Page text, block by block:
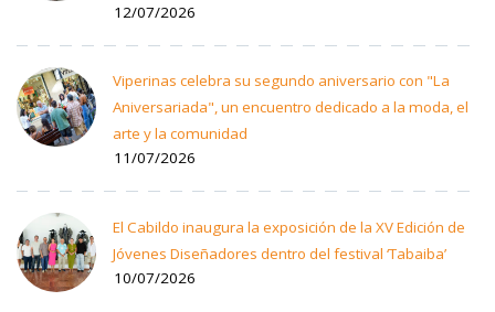
12/07/2026
Viperinas celebra su segundo aniversario con "La
Aniversariada", un encuentro dedicado a la moda, el
arte y la comunidad
11/07/2026
El Cabildo inaugura la exposición de la XV Edición de
Jóvenes Diseñadores dentro del festival ‘Tabaiba’
10/07/2026